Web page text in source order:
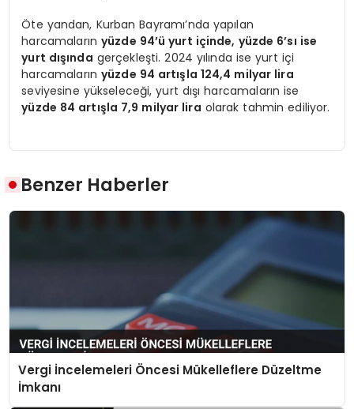
Öte yandan, Kurban Bayramı’nda yapılan
harcamaların yüzde 94’ü yurt içinde, yüzde 6’sı ise
yurt dışında gerçekleşti. 2024 yılında ise yurt içi
harcamaların yüzde 94 artışla 124,4 milyar lira
seviyesine yükseleceği, yurt dışı harcamaların ise
yüzde 84 artışla 7,9 milyar lira olarak tahmin ediliyor.
Benzer Haberler
Vergi İncelemeleri Öncesi Mükelleflere Düzeltme
İmkanı